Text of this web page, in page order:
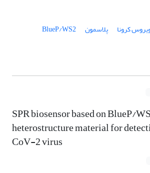
کرونا پلاسمون
BlueP/WS2
SPR biosensor based on BlueP/
heterostructure material for
CoV-2 virus